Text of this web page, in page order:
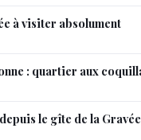
à visiter absolument
: quartier aux
le gîte de la Gravée